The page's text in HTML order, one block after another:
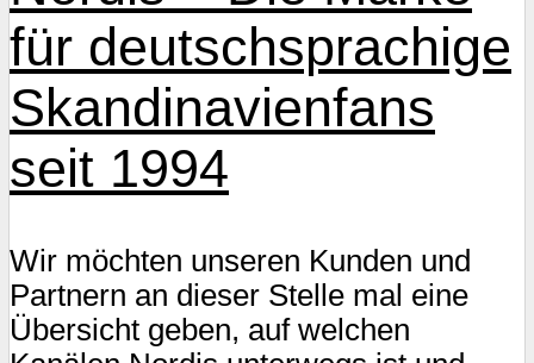
für deutschsprachige
Skandinavienfans
seit 1994
Wir möchten unseren Kunden und
Partnern an dieser Stelle mal eine
Übersicht geben, auf welchen